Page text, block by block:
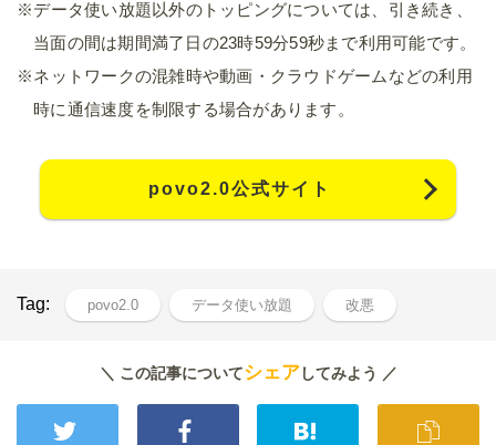
※データ使い放題以外のトッピングについては、引き続き、
当面の間は期間満了日の23時59分59秒まで利用可能です。
※ネットワークの混雑時や動画・クラウドゲームなどの利用
時に通信速度を制限する場合があります。
povo2.0公式サイト
Tag: povo2.0 データ使い放題 改悪
＼ この記事についてシェアしてみよう ／